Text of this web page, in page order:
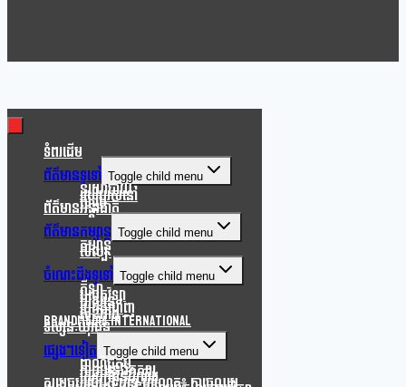
ទំពរដើម
ព័ត៌មានទូទៅ Toggle child menu
នយោបាយ
របៀបរស់នៅ
សង្គម
ព័ត៌មានអន្តរជាតិ
ព័ត៌មានកម្សាន្ត Toggle child menu
កម្សាន្ត
សិល្បៈ
ចំណេះដឹងទូទៅ Toggle child menu
កីឡា
បច្ចេកវិទ្យា
បរិស្ថាន
របកគំហើញ
សុខភាព
Brandmedia international
ទស្សនៈយុវជន
ផ្សេងៗទៀត Toggle child menu
ពាណិជ្ជកម្ម
ភាពយន្តឯកសារ
សេចក្តីជូនដំណឹង